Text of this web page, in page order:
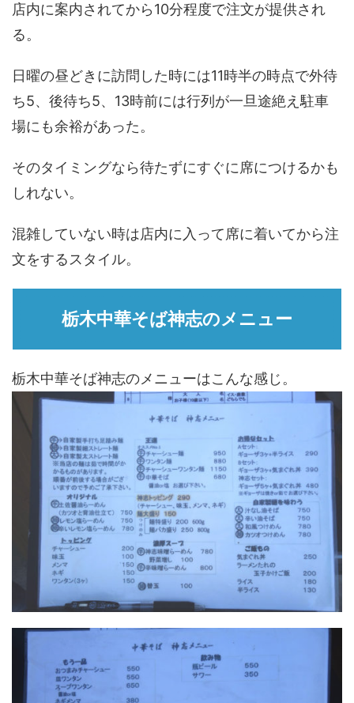
店内に案内されてから10分程度で注文が提供され
る。
日曜の昼どきに訪問した時には11時半の時点で外待
ち5、後待ち5、13時前には行列が一旦途絶え駐車
場にも余裕があった。
そのタイミングなら待たずにすぐに席につけるかも
しれない。
混雑していない時は店内に入って席に着いてから注
文をするスタイル。
栃木中華そば神志のメニュー
栃木中華そば神志のメニューはこんな感じ。